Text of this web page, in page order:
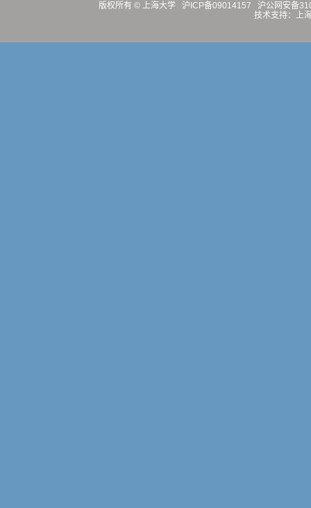
版权所有 © 上海大学 沪ICP备09014157
沪公网安备
技术支持：上